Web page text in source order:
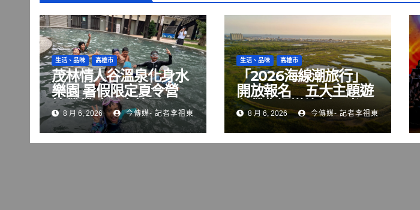
生活、品味 高雄市
茂林情人谷溫泉化身水
樂園 暑假限定夏令營
快帶帶孩子去放電
8 月 6, 2026 今傳媒- 記者李祖東
生活、品味 高雄市
「2026海線潮旅行」
開放報名 五大主題遊
程帶你漫遊漁村風光
8 月 6, 2026 今傳媒- 記者李祖東